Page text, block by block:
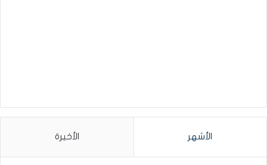
الأشهر الأخيرة